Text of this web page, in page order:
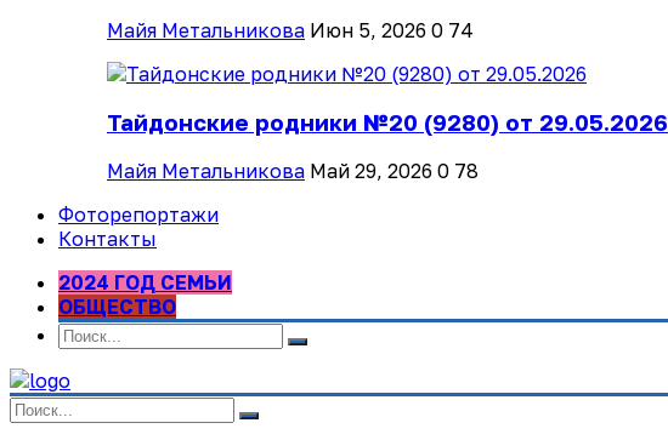
Майя Метальникова Июн 5, 2026 0 74
Тайдонские родники №20 (9280) от 29.05.2026
Майя Метальникова Май 29, 2026 0 78
Фоторепортажи
Контакты
2024 ГОД СЕМЬИ
ОБЩЕСТВО